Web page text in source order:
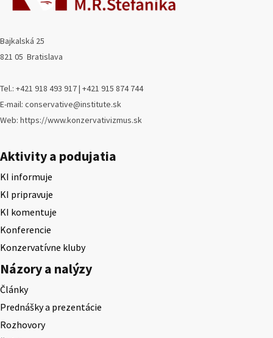
Bajkalská 25
821 05 Bratislava
Tel.: +421 918 493 917 | +421 915 874 744
E-mail: conservative@institute.sk
Web: https://www.konzervativizmus.sk
Aktivity a podujatia
KI informuje
KI pripravuje
KI komentuje
Konferencie
Konzervatívne kluby
Názory a nalýzy
Články
Prednášky a prezentácie
Rozhovory